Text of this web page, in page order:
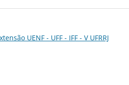
UENF - UFF - IFF - V UFRRJ